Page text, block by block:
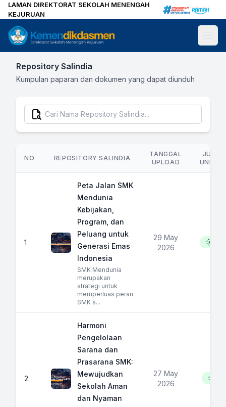
LAMAN DIREKTORAT SEKOLAH MENENGAH
KEJURUAN
Repository Salindia
Kumpulan paparan dan dokumen yang dapat diunduh
NO REPOSITORY SALINDIA
TANGGAL
UPLOAD
1
Peta Jalan SMK
Mendunia
Kebijakan,
Program, dan
Peluang untuk
Generasi Emas
Indonesia
SMK Mendunia
merupakan
strategi untuk
memperluas peran
SMK s...
29 May
2026
2
Harmoni
Pengelolaan
Sarana dan
Prasarana SMK:
Mewujudkan
Sekolah Aman
dan Nyaman
27 May
2026